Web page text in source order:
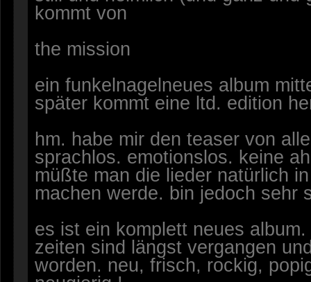
kommt von
the mission
ein funkelnagelneues album
später kommt eine ltd. edition
hm. habe mir den teaser von
sprachlos. emotionslos. keine
müßte man die lieder natürlich
machen werde. bin jedoch sehr
es ist ein komplett neues
zeiten sind längst vergangen
worden. neu, frisch, rockig,